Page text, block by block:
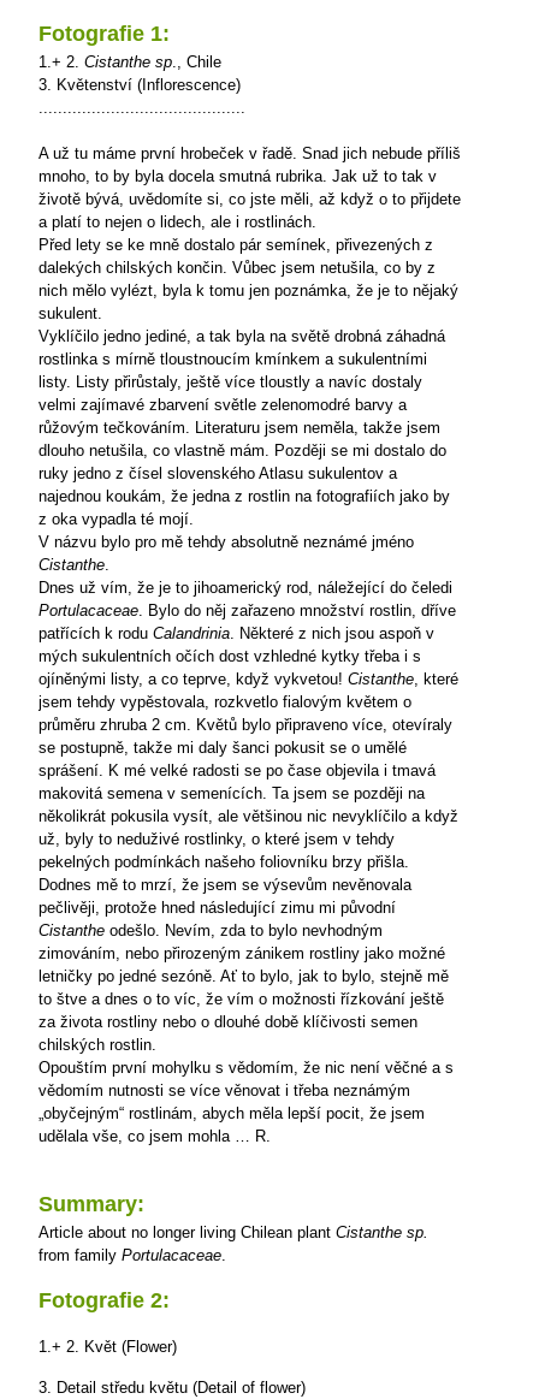
Fotografie 1:
1.+ 2. Cistanthe sp., Chile
3. Květenství (Inflorescence)
...........................................
A už tu máme první hrobeček v řadě. Snad jich nebude příliš
mnoho, to by byla docela smutná rubrika. Jak už to tak v
životě bývá, uvědomíte si, co jste měli, až když o to přijdete
a platí to nejen o lidech, ale i rostlinách.
Před lety se ke mně dostalo pár semínek, přivezených z
dalekých chilských končin. Vůbec jsem netušila, co by z
nich mělo vylézt, byla k tomu jen poznámka, že je to nějaký
sukulent.
Vyklíčilo jedno jediné, a tak byla na světě drobná záhadná
rostlinka s mírně tloustnoucím kmínkem a sukulentními
listy. Listy přirůstaly, ještě více tloustly a navíc dostaly
velmi zajímavé zbarvení světle zelenomodré barvy a
růžovým tečkováním. Literaturu jsem neměla, takže jsem
dlouho netušila, co vlastně mám. Později se mi dostalo do
ruky jedno z čísel slovenského Atlasu sukulentov a
najednou koukám, že jedna z rostlin na fotografiích jako by
z oka vypadla té mojí.
V názvu bylo pro mě tehdy absolutně neznámé jméno
Cistanthe.
Dnes už vím, že je to jihoamerický rod, náležející do čeledi
Portulacaceae. Bylo do něj zařazeno množství rostlin, dříve
patřících k rodu Calandrinia. Některé z nich jsou aspoň v
mých sukulentních očích dost vzhledné kytky třeba i s
ojíněnými listy, a co teprve, když vykvetou! Cistanthe, které
jsem tehdy vypěstovala, rozkvetlo fialovým květem o
průměru zhruba 2 cm. Květů bylo připraveno více, otevíraly
se postupně, takže mi daly šanci pokusit se o umělé
sprášení. K mé velké radosti se po čase objevila i tmavá
makovitá semena v semenících. Ta jsem se později na
několikrát pokusila vysít, ale většinou nic nevyklíčilo a když
už, byly to neduživé rostlinky, o které jsem v tehdy
pekelných podmínkách našeho foliovníku brzy přišla.
Dodnes mě to mrzí, že jsem se výsevům nevěnovala
pečlivěji, protože hned následující zimu mi původní
Cistanthe odešlo. Nevím, zda to bylo nevhodným
zimováním, nebo přirozeným zánikem rostliny jako možné
letničky po jedné sezóně. Ať to bylo, jak to bylo, stejně mě
to štve a dnes o to víc, že vím o možnosti řízkování ještě
za života rostliny nebo o dlouhé době klíčivosti semen
chilských rostlin.
Opouštím první mohylku s vědomím, že nic není věčné a s
vědomím nutnosti se více věnovat i třeba neznámým
„obyčejným“ rostlinám, abych měla lepší pocit, že jsem
udělala vše, co jsem mohla … R.
Summary:
Article about no longer living Chilean plant Cistanthe sp.
from family Portulacaceae.
Fotografie 2:
1.+ 2. Květ (Flower)
3. Detail středu květu (Detail of flower)